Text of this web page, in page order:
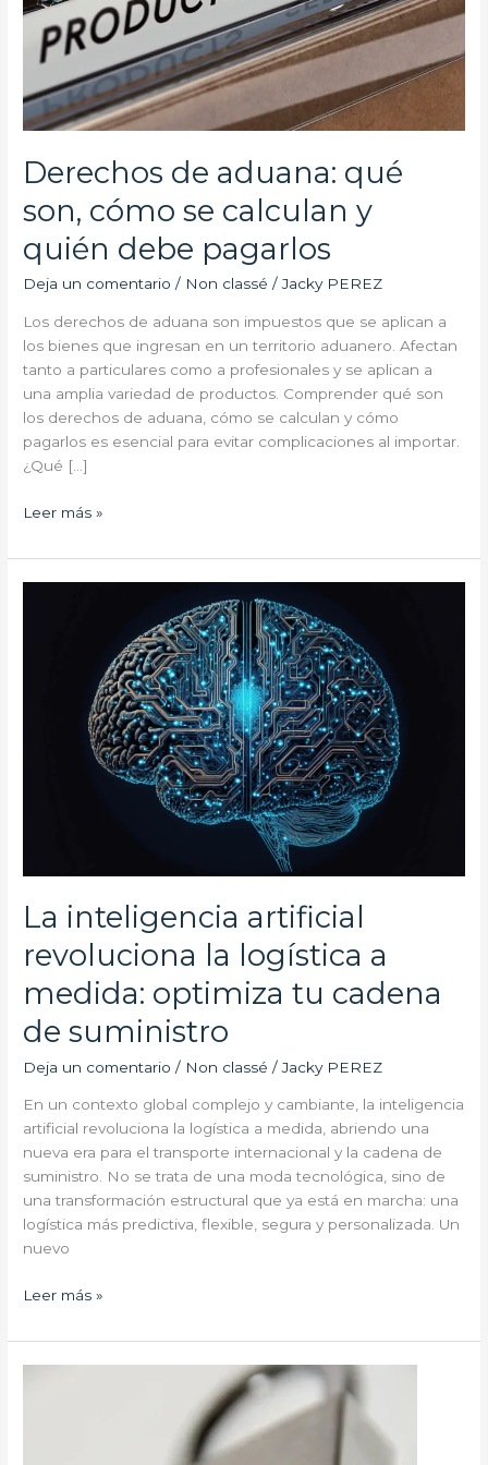
Derechos de aduana: qué
son, cómo se calculan y
quién debe pagarlos
Deja un comentario / Non classé /Jacky PEREZ
Los derechos de aduana son impuestos que se aplican a
los bienes que ingresan en un territorio aduanero. Afectan
tanto a particulares como a profesionales y se aplican a
una amplia variedad de productos. Comprender qué son
los derechos de aduana, cómo se calculan y cómo
pagarlos es esencial para evitar complicaciones al importar.
¿Qué […]
Leer más »
La inteligencia artificial
revoluciona la logística a
medida: optimiza tu cadena
de suministro
Deja un comentario / Non classé /Jacky PEREZ
En un contexto global complejo y cambiante, la inteligencia
artificial revoluciona la logística a medida, abriendo una
nueva era para el transporte internacional y la cadena de
suministro. No se trata de una moda tecnológica, sino de
una transformación estructural que ya está en marcha: una
logística más predictiva, flexible, segura y personalizada. Un
nuevo
revoluciona
suministro
Leer más »